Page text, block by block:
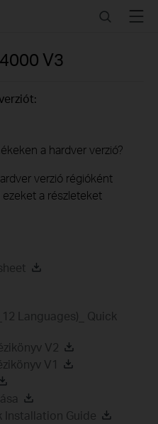
SearchMenu
V3
a hardver verzió?
verzió régióként
a részleteket
Languages)_ Quick
V2
V1
Installation Guide